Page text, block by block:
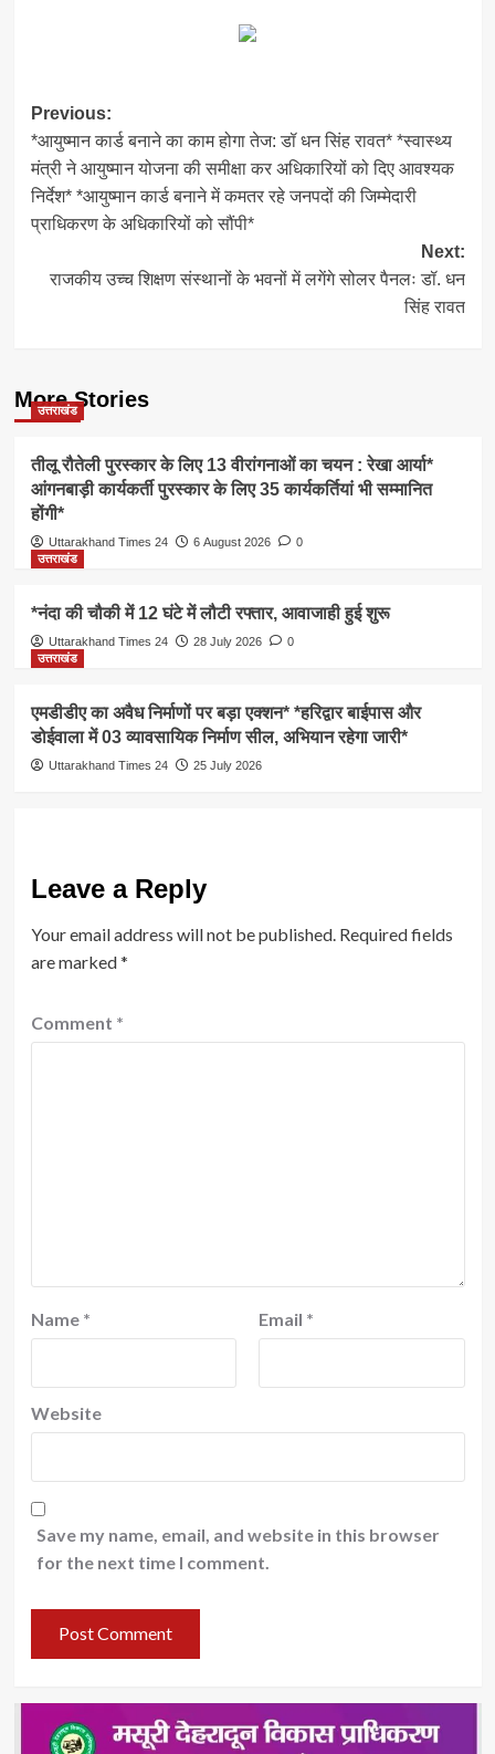
Post
navigation
Previous:
*आयुष्मान कार्ड बनाने का काम होगा तेज: डॉ धन सिंह रावत* *स्वास्थ्य
मंत्री ने आयुष्मान योजना की समीक्षा कर अधिकारियों को दिए आवश्यक
निर्देश* *आयुष्मान कार्ड बनाने में कमतर रहे जनपदों की जिम्मेदारी
प्राधिकरण के अधिकारियों को सौंपी*
Next:
राजकीय उच्च शिक्षण संस्थानों के भवनों में लगेंगे सोलर पैनलः डॉ. धन
सिंह रावत
More Stories
उत्तराखंड
तीलू रौतेली पुरस्कार के लिए 13 वीरांगनाओं का चयन : रेखा आर्या*
आंगनबाड़ी कार्यकर्ती पुरस्कार के लिए 35 कार्यकर्तियां भी सम्मानित
होंगी*
Uttarakhand Times 24 6 August 2026
0
उत्तराखंड
*नंदा की चौकी में 12 घंटे में लौटी रफ्तार, आवाजाही हुई शुरू
Uttarakhand Times 24 28 July 2026
0
उत्तराखंड
एमडीडीए का अवैध निर्माणों पर बड़ा एक्शन* *हरिद्वार बाईपास और
डोईवाला में 03 व्यावसायिक निर्माण सील, अभियान रहेगा जारी*
Uttarakhand Times 24 25 July 2026
Leave a Reply
Your email address will not be published. Required fields
are marked*
Comment *
Name * Email *
Website
Save my name, email, and website in this browser
for the next time I comment.